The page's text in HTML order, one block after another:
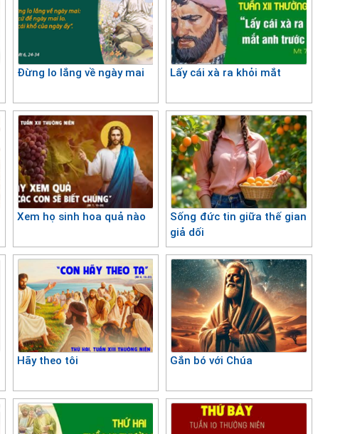
Đừng lo lắng về ngày mai Lấy cái xà ra khỏi mắt
Xem họ sinh hoa quả nào
Sống đức tin giữa thế gian
giả dối
Hãy theo tôi Gắn bó với Chúa